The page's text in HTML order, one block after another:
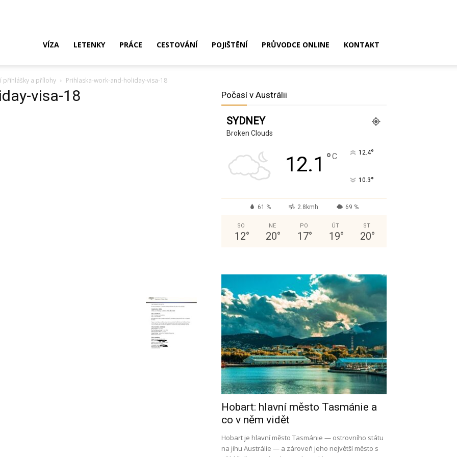
VÍZA LETENKY PRÁCE CESTOVÁNÍ POJIŠTĚNÍ PRŮVODCE ONLINE KONTAKT
přihlášky a přílohy Prihlaska-work-and-holiday-visa-18
visa-18 Počasí v Austrálii
SYDNEY
Broken Clouds
12.1 °C 12.4°
10.3°
61 % 2.8kmh 69 %
SO
12°
NE
20°
PO
17°
ÚT
19°
ST
20°
Hobart: hlavní město Tasmánie a
co v něm vidět
Hobart je hlavní město Tasmánie — ostrovního státu
na jihu Austrálie — a zároveň jeho největší město s